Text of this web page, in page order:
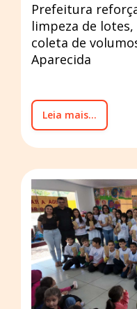
Prefeitura
limpeza de
coleta de
Aparecida
Leia mais...